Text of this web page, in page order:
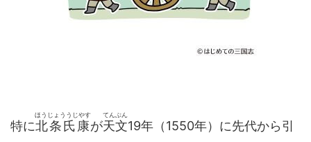
特に北条氏康
ほうじょううじやす
が天文
てんぶん
19年（1550年）に先代から引